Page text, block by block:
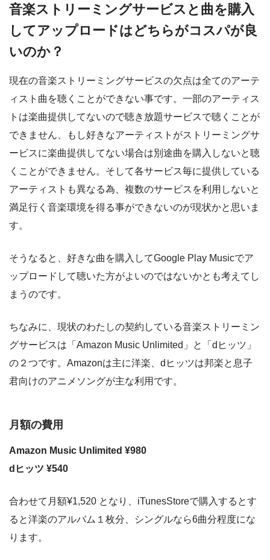
音楽ストリーミングサービスと曲を購入
してアップロードはどちらがコスパが良
いのか？
現在の音楽ストリーミングサービスの欠点は全てのアーテ
ィスト曲を聴くことができない事です。一部のアーティス
トは楽曲提供してないので聴き放題サービスで聴くことが
できません、もし好きなアーティストがストリーミングサ
ービスに楽曲提供してない場合は別途曲を購入しないと聴
くことができません。そして各サービス毎に提供している
アーティストも異なる為、複数のサービスを利用しないと
満足行く音楽環境を得る事ができないのが現状かと思いま
す。
そうなると、好きな曲を購入してGoogle Play Musicでア
ップロードして聴いた方がよいのではないかとも考えてし
まうのです。
ちなみに、現状のわたしの契約している音楽ストリーミン
グサービスは「Amazon Music Unlimited」と「dヒッツ」
の２つです。Amazonは主に洋楽、dヒッツは邦楽と息子
君向けのアニメソングが主な利用です。
月額の費用
Amazon Music Unlimited ¥980
dヒッツ ¥540
合わせて月額¥1,520 となり、iTunesStoreで購入するとす
ると洋楽のアルバム１枚分、シングルなら6曲分程度にな
ります。